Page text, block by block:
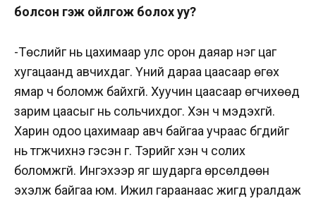
болсон гэж ойлгож болох уу?
-Төслийг нь цахимаар улс орон даяар нэг цаг
хугацаанд авчихдаг. Үүний дараа цаасаар өгөх
ямар ч боломж байхгүй. Хуучин цаасаар өгчихөөд
зарим цаасыг нь сольчихдог. Хэн ч мэдэхгүй.
Харин одоо цахимаар авч байгаа учраас бүгдийг
нь түгжчихнэ гэсэн үг. Тэрийг хэн ч солих
боломжгүй. Ингэхээр яг шударга өрсөлдөөн
эхэлж байгаа юм. Ижил гараанаас жигд уралдаж